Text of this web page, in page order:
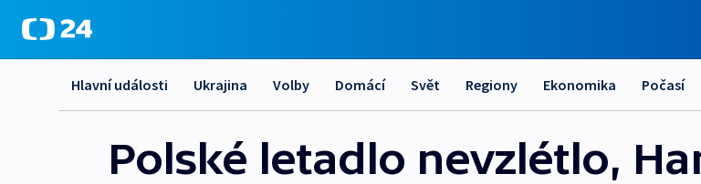
Hlavní události Ukrajina Volby Domácí Svět Regiony Ekonomika Počasí
Polské letadlo nevzlétlo,